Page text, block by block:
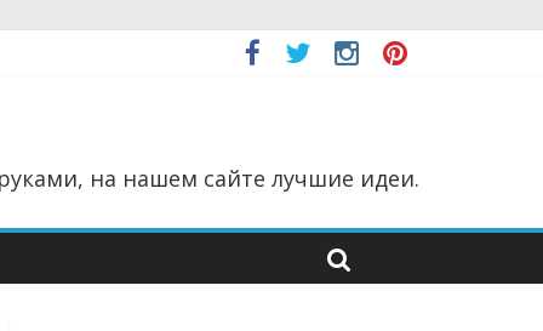
на нашем сайте лучшие идеи.